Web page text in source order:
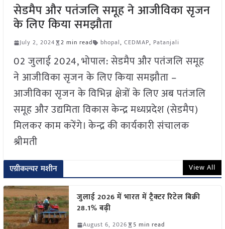
सेडमैप और पतंजलि समूह ने आजीविका सृजन
के लिए किया समझौता
July 2, 2024 2 min read bhopal, CEDMAP, Patanjali
02 जुलाई 2024, भोपाल: सेडमैप और पतंजलि समूह
ने आजीविका सृजन के लिए किया समझौता –
आजीविका सृजन के विभिन्न क्षेत्रों के लिए अब पतंजलि
समूह और उद्यमिता विकास केन्द्र मध्यप्रदेश (सेडमैप)
मिलकर काम करेंगे। केन्द्र की कार्यकारी संचालक
श्रीमती
एग्रीकल्चर मशीन View All
जुलाई 2026 में भारत में ट्रैक्टर रिटेल बिक्री
28.1% बढ़ी
August 6, 2026 5 min read